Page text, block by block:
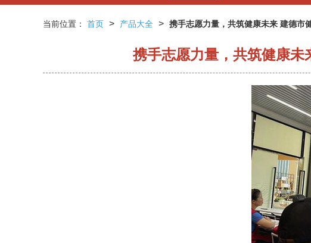
当前位置： 首页 > 产品大全 > 携手志愿力量，共筑健康未来 建德市
携手志愿力量，共筑健康未